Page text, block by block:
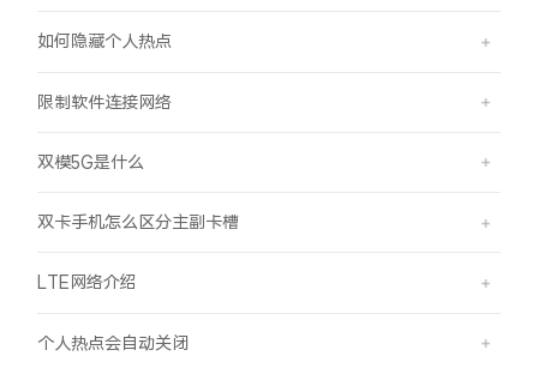
如何隐藏个人热点
限制软件连接网络
双模5G是什么
双卡手机怎么区分主副卡槽
LTE网络介绍
个人热点会自动关闭